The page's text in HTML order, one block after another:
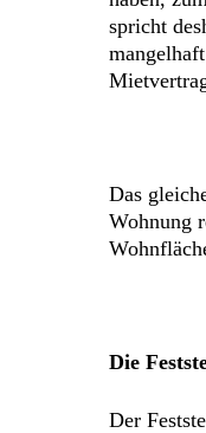
spricht
Das
Wohnung
Die
Der